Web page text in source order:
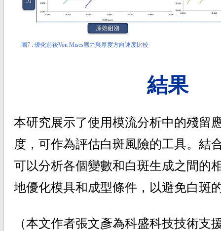
圖7 : 優化前後Von Mises應力與厚度方向速度比較
結果
本研究展示了使用模流分析中的殘留
度，可作為評估白斑風險的工具。結
可以分析各個變數和白斑生成之間的
地優化模具和成型條件，以避免白斑
（本文作者張文彥為科盛科技技術支